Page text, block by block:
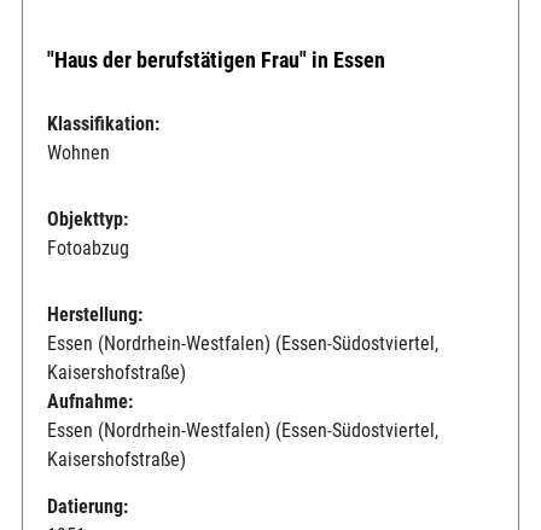
"Haus der berufstätigen Frau" in Essen
Klassifikation:
Wohnen
Objekttyp:
Fotoabzug
Herstellung:
Essen (Nordrhein-Westfalen) (Essen-Südostviertel,
Kaisershofstraße)
Aufnahme:
Essen (Nordrhein-Westfalen) (Essen-Südostviertel,
Kaisershofstraße)
Datierung: